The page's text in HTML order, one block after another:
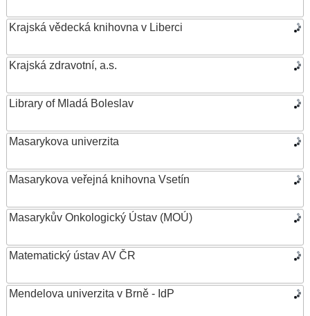
Krajská vědecká knihovna v Liberci
Krajská zdravotní, a.s.
Library of Mladá Boleslav
Masarykova univerzita
Masarykova veřejná knihovna Vsetín
Masarykův Onkologický Ústav (MOÚ)
Matematický ústav AV ČR
Mendelova univerzita v Brně - IdP